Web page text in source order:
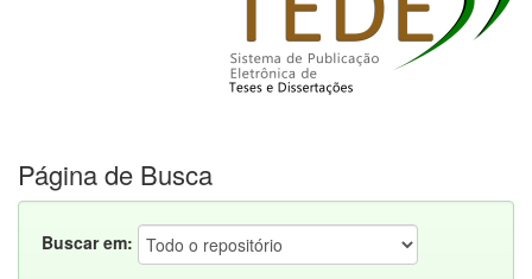
Página de Busca
Buscar em: